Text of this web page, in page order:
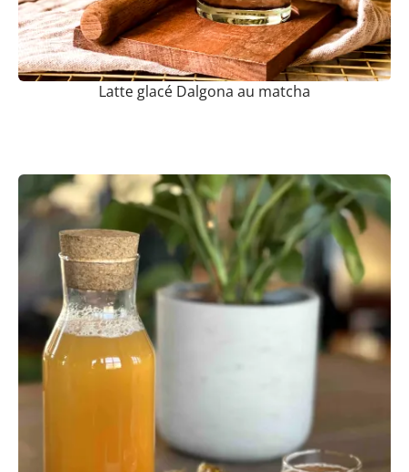
Latte glacé Dalgona au matcha